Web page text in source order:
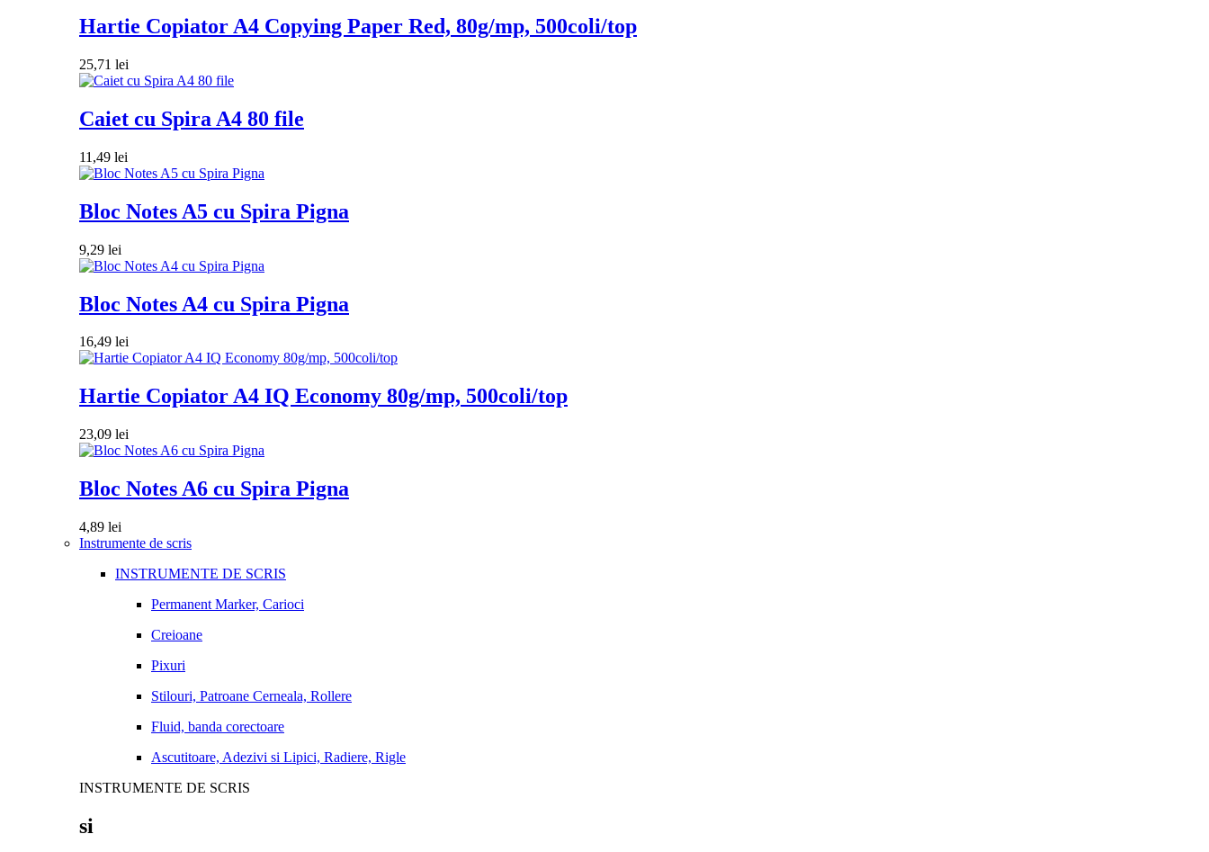
Hartie Copiator A4 Copying Paper Red, 80g/mp, 500coli/top
25,71 lei
Caiet cu Spira A4 80 file
11,49 lei
Bloc Notes A5 cu Spira Pigna
9,29 lei
Bloc Notes A4 cu Spira Pigna
16,49 lei
Hartie Copiator A4 IQ Economy 80g/mp, 500coli/top
23,09 lei
Bloc Notes A6 cu Spira Pigna
4,89 lei
Instrumente de scris
INSTRUMENTE DE SCRIS
Permanent Marker, Carioci
Creioane
Pixuri
Stilouri, Patroane Cerneala, Rollere
Fluid, banda corectoare
Ascutitoare, Adezivi si Lipici, Radiere, Rigle
INSTRUMENTE DE SCRIS
si